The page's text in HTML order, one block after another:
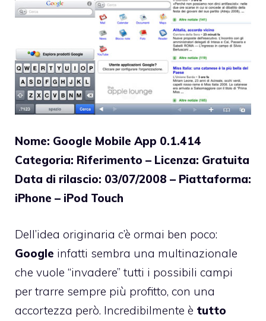
Nome: Google Mobile App 0.1.414
Categoria: Riferimento – Licenza: Gratuita
Data di rilascio: 03/07/2008 – Piattaforma:
iPhone – iPod Touch
Dell’idea originaria c’è ormai ben poco:
Google infatti sembra una multinazionale
che vuole “invadere” tutti i possibili campi
per trarre sempre più profitto, con una
accortezza però. Incredibilmente è tutto